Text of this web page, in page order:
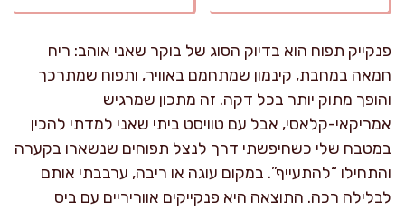
פנקייק תפוח הוא בדיוק הסוג של בוקר שאני אוהב: ריח
חמאה במחבת, קינמון שמתחמם באוויר, ותפוח שמתרכך
והופך מתוק יותר בכל דקה. זה מתכון שמרגיש
אמריקאי-קלאסי, אבל עם טוויסט ביתי שאני למדתי להכין
במטבח שלי כשחיפשתי דרך לנצל תפוחים שנשארו בקערה
והתחילו “להתעייף”. במקום עוגה או ריבה, ערבבתי אותם
לבלילה רכה. התוצאה היא פנקייקים אווריריים עם ביס